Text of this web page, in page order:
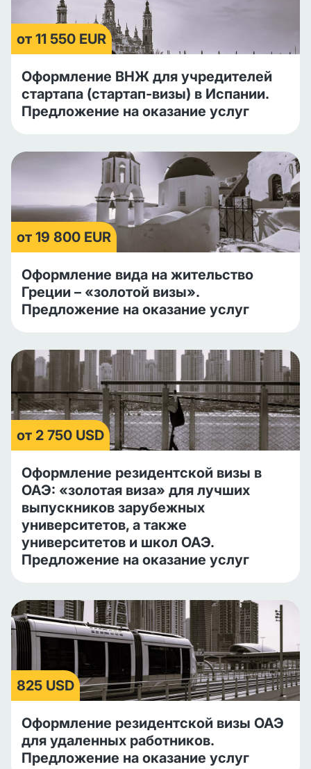
от 11 550 EUR
Оформление ВНЖ для учредителей
стартапа (стартап-визы) в Испании.
Предложение на оказание услуг
от 19 800 EUR
Оформление вида на жительство
Греции – «золотой визы».
Предложение на оказание услуг
от 2 750 USD
Оформление резидентской визы в
ОАЭ: «золотая виза» для лучших
выпускников зарубежных
университетов, а также
университетов и школ ОАЭ.
Предложение на оказание услуг
825 USD
Оформление резидентской визы ОАЭ
для удаленных работников.
Предложение на оказание услуг